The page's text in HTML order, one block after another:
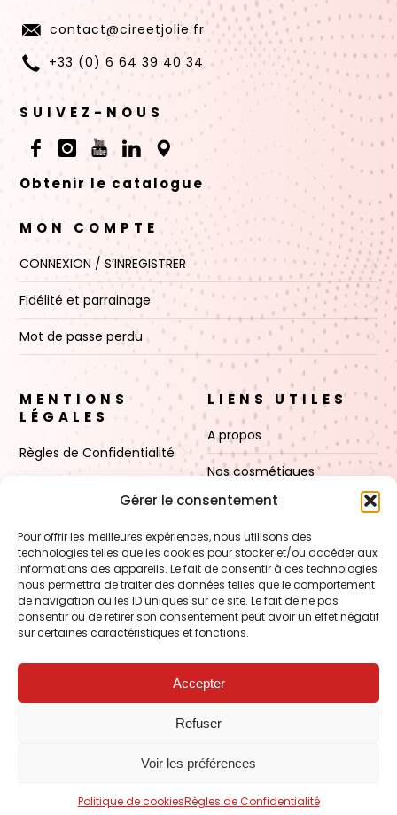
Gérer le consentement
Pour offrir les meilleures expériences, nous utilisons des
technologies telles que les cookies pour stocker et/ou accéder aux
informations des appareils. Le fait de consentir à ces technologies
nous permettra de traiter des données telles que le comportement
de navigation ou les ID uniques sur ce site. Le fait de ne pas
consentir ou de retirer son consentement peut avoir un effet négatif
sur certaines caractéristiques et fonctions.
Accepter
Refuser
Voir les préférences
Politique de cookiesRègles de Confidentialité
contact@cireetjolie.fr
+33 (0) 6 64 39 40 34
SUIVEZ-NOUS
Obtenir le catalogue
MON COMPTE
CONNEXION / S’INREGISTRER
Fidélité et parrainage
Mot de passe perdu
MENTIONS
LÉGALES
Règles de Confidentialité
Politique de cookies (UE)
LIENS UTILES
A propos
Nos cosmétiques
Nos cires
Boutique
Contact
FORMATION – Udef Academy